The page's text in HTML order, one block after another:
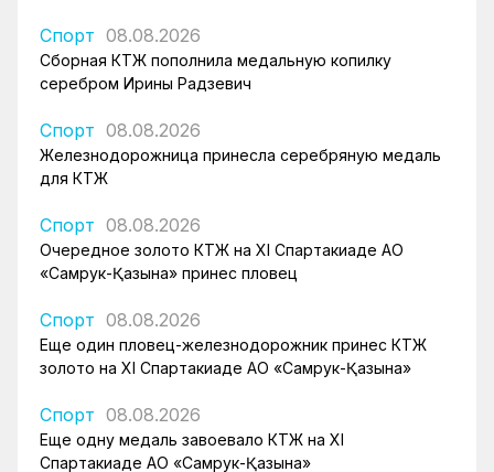
Спорт 08.08.2026
Сборная КТЖ пополнила медальную копилку
серебром Ирины Радзевич
Спорт 08.08.2026
Железнодорожница принесла серебряную медаль
для КТЖ
Спорт 08.08.2026
Очередное золото КТЖ на XI Спартакиаде АО
«Самрук-Қазына» принес пловец
Спорт 08.08.2026
Еще один пловец-железнодорожник принес КТЖ
золото на XI Спартакиаде АО «Самрук-Қазына»
Спорт 08.08.2026
Еще одну медаль завоевало КТЖ на XI
Спартакиаде АО «Самрук-Қазына»